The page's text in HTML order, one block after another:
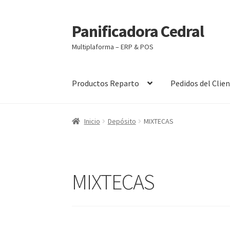
Ir
a
la
Ir
al
contenido
Panificadora Cedral
Multiplaforma – ERP & POS
Productos Reparto Pedidos del
Inicio Carrito Finalizar compra
Inicio Depósito MIXTECAS
MIXTECAS